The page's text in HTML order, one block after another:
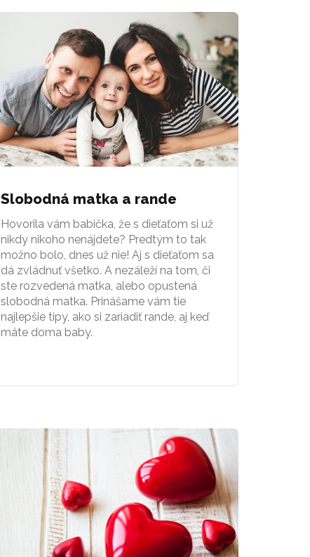
Slobodná matka a rande
Hovorila vám babička, že s dieťaťom si už
nikdy nikoho nenájdete? Predtým to tak
možno bolo, dnes už nie! Aj s dieťaťom sa
dá zvládnuť všetko. A nezáleží na tom, či
ste rozvedená matka, alebo opustená
slobodná matka. Prinášame vám tie
najlepšie tipy, ako si zariadiť rande, aj keď
máte doma baby.